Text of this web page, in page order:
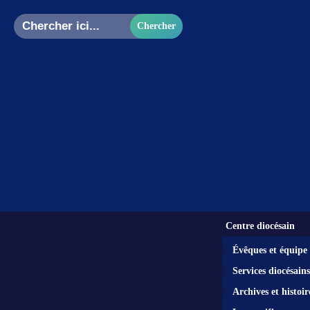
Search
for:
Centre diocésain
Évêques et équipe
Services diocésains
Archives et